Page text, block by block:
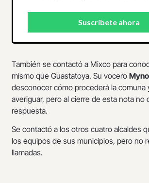
También se contactó a Mixco para
mismo que Guastatoya. Su vocero
desconocer cómo procederá la comuna
averiguar, pero al cierre de esta nota no
respuesta.
Se contactó a los otros cuatro alcaldes
los equipos de sus municipios, pero no
llamadas.